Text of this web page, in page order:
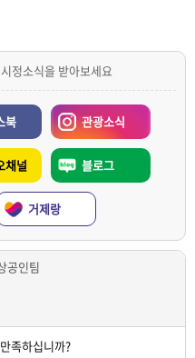
정소식을 받아보세요
북 관광소식
채널 블로그
거제랑
공인팀
족하십니까?